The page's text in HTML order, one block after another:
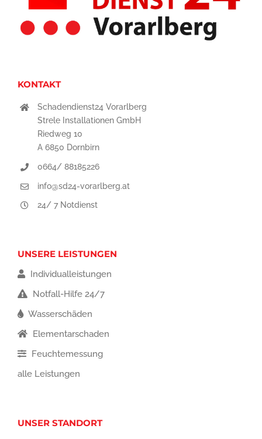
KONTAKT
Schadendienst24 Vorarlberg
Strele Installationen GmbH
Riedweg 10
A 6850 Dornbirn
0664/ 88185226
info@sd24-vorarlberg.at
24/ 7 Notdienst
UNSERE LEISTUNGEN
Individualleistungen
Notfall-Hilfe 24/7
Wasserschäden
Elementarschaden
Feuchtemessung
alle Leistungen
UNSER STANDORT